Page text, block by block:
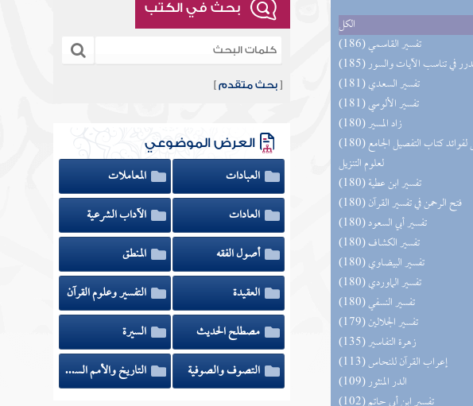
الكل
(186) تفسير القاسمي
الدرر في تناسب الآيات والسور
(181) تفسير السعدي
(181) تفسير الألوسي
(180) زاد المسير
(180) التحصيل لفوائد كتاب التفصيل الجامع
لعلوم التنزيل
(180) تفسير ابن عطية
(180) فتح الرحمن في تفسير القرآن
(180) تفسير أبي السعود
(180) تفسير الكشاف
(180) تفسير البيضاوي
(180) تفسير الماوردي
(180) تفسير النسفي
(179) تفسير الجلالين
(135) زهرة التفاسير
(113) إعراب القرآن للنحاس
(109) الدر المنثور
بحث في الكتب
[بحث متقدم ]
العرض الموضوعي
العبادات
المعاملات
العادات
الآداب الشرعية
أصول الفقه
المنطق
العقيدة
التفسير وعلوم القرآن
مصطلح الحديث
السيرة
التصوف والصوفية
التاريخ والأمم السابقة